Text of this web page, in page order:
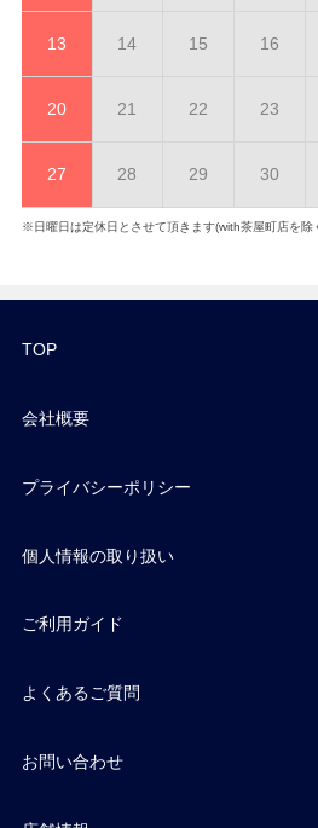
13 14 15 16
20 21 22 23
27 28 29 30
※日曜日は定休日とさせて頂きます(with茶屋町店を除
TOP
会社概要
プライバシーポリシー
個人情報の取り扱い
ご利用ガイド
よくあるご質問
お問い合わせ